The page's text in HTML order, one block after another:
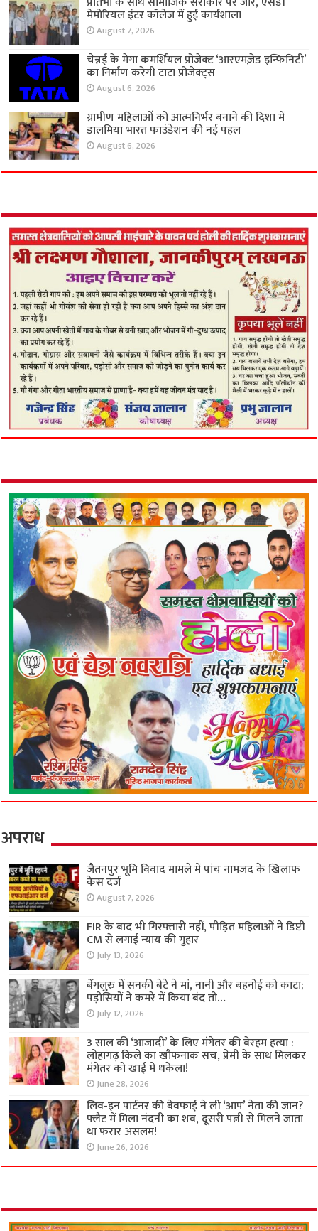
मेमोरियल इंटर कॉलेज में हुई कार्यशाला
August 7, 2026
चेन्नई के मेगा कमर्शियल प्रोजेक्ट ‘आरएमज़ेड इन्फिनिटी’
का निर्माण करेगी टाटा प्रोजेक्ट्स
August 6, 2026
ग्रामीण महिलाओं को आत्मनिर्भर बनाने की दिशा में
डालमिया भारत फाउंडेशन की नई पहल
August 6, 2026
अपराध
जैतनपुर भूमि विवाद मामले में पांच नामजद के खिलाफ
केस दर्ज
August 7, 2026
FIR के बाद भी गिरफ्तारी नहीं, पीड़ित महिलाओं ने डिप्टी
CM से लगाई न्याय की गुहार
July 13, 2026
बेंगलुरु में सनकी बेटे ने मां, नानी और बहनोई को काटा;
पड़ोसियों ने कमरे में किया बंद तो…
July 12, 2026
3 साल की ‘आजादी’ के लिए मंगेतर की बेरहम हत्या :
लोहागढ़ किले का खौफनाक सच, प्रेमी के साथ मिलकर
मंगेतर को खाई में धकेला!
June 28, 2026
लिव-इन पार्टनर की बेवफाई ने ली ‘आप’ नेता की जान?
फ्लैट में मिला नंदनी का शव, दूसरी पत्नी से मिलने जाता
था फरार असलम!
June 26, 2026